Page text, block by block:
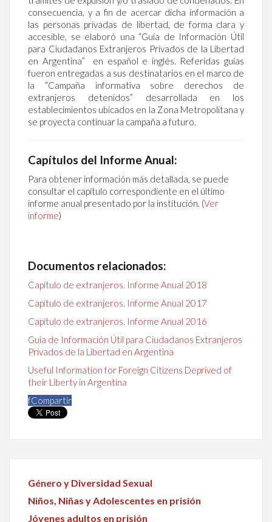
consecuencia, y a fin de acercar dicha información a
las personas privadas de libertad, de forma clara y
accesible, se elaboró una “Guía de Información Útil
para Ciudadanos Extranjeros Privados de la Libertad
en Argentina” en español e inglés. Referidas guías
fueron entregadas a sus destinatarios en el marco de
la “Campaña informativa sobre derechos de
extranjeros detenidos” desarrollada en los
establecimientos ubicados en la Zona Metropolitana y
se proyecta continuar la campaña a futuro.
Capítulos del Informe Anual:
Para obtener información más detallada, se puede
consultar el capítulo correspondiente en el último
informe anual presentado por la institución. (Ver
informe)
Documentos relacionados:
Capítulo de extranjeros. Informe Anual 2018
Capítulo de extranjeros. Informe Anual 2017
Capítulo de extranjeros. Informe Anual 2016
Guía de Información Útil para Ciudadanos Extranjeros
Privados de la Libertad en Argentina
Useful Information for Foreign Citizens Deprived of
their Liberty in Argentina
fCompartir
Género y Diversidad Sexual
Niños, Niñas y Adolescentes en prisión
Jóvenes adultos en prisión